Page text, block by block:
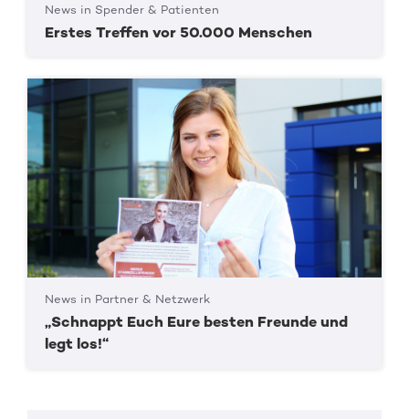
News in Spender & Patienten
Erstes Treffen vor 50.000 Menschen
News in Partner & Netzwerk
„Schnappt Euch Eure besten Freunde und
legt los!“